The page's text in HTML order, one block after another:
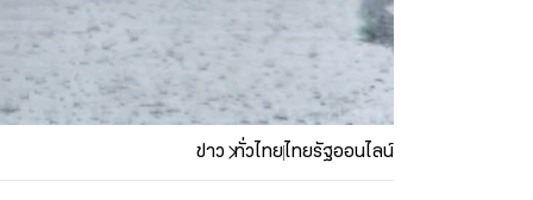
ข่าว ทั่วไทยไทยรัฐออนไลน์